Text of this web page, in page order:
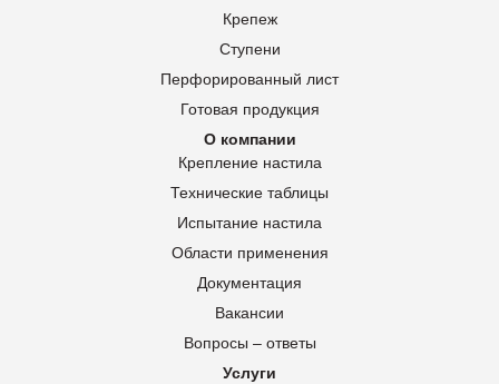
Крепеж
Ступени
Перфорированный лист
Готовая продукция
О компании
Крепление настила
Технические таблицы
Испытание настила
Области применения
Документация
Вакансии
Вопросы – ответы
Услуги